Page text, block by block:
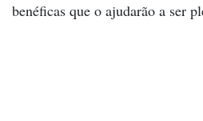
benéficas que o ajudarão a ser